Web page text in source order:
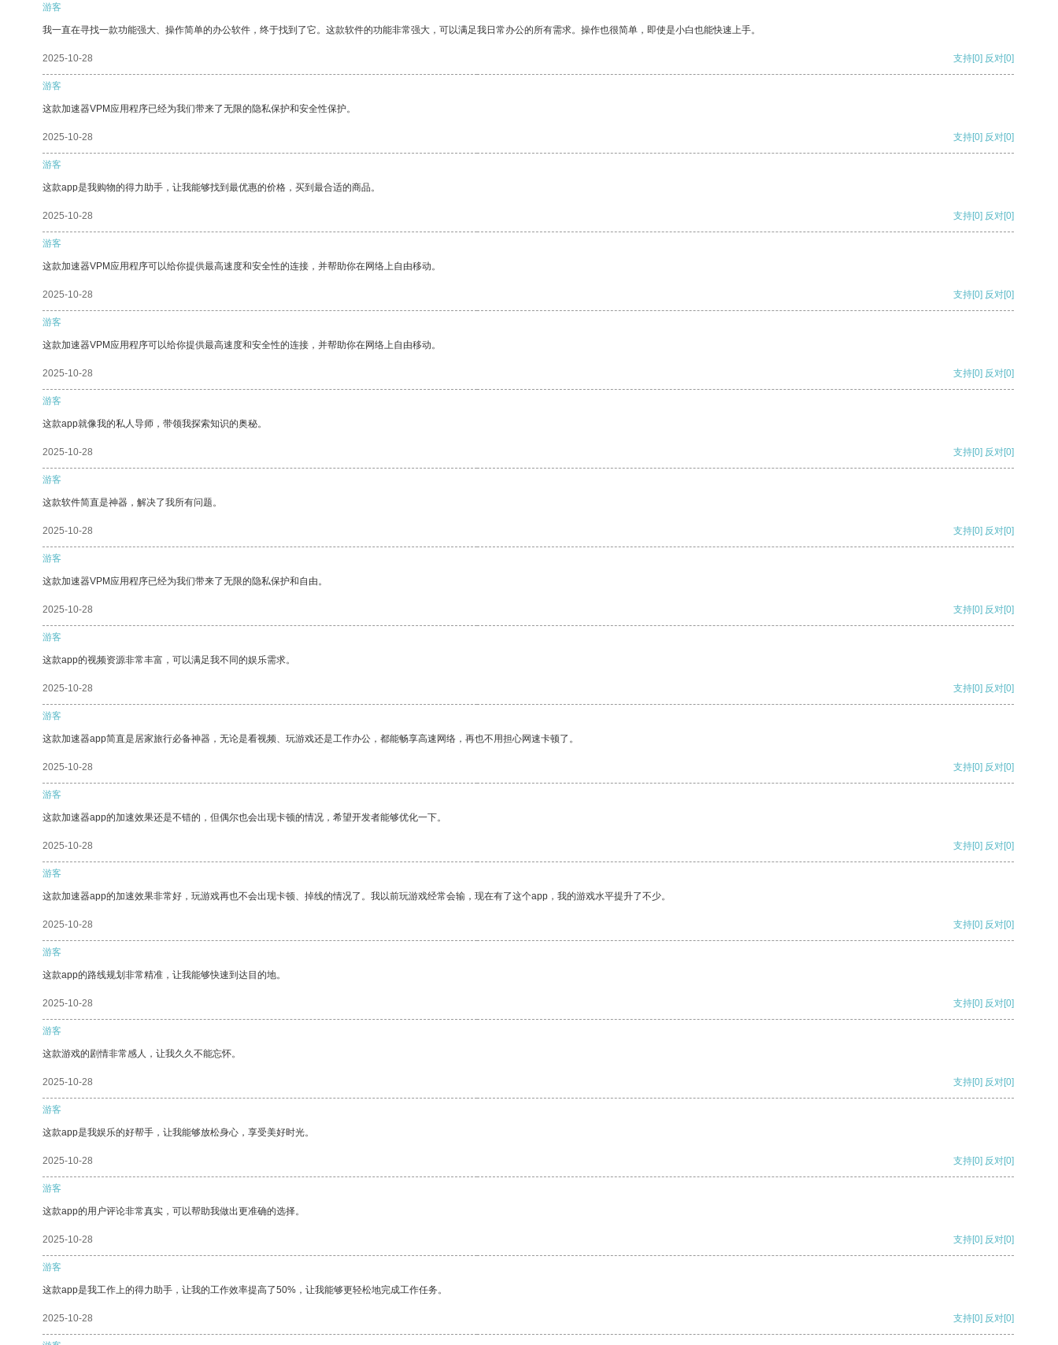
游客
我一直在寻找一款功能强大、操作简单的办公软件，终于找到了它。这款软件的功能非常强大，可以满足我日常办公的所有需求。操作也很简单，即使是小白也能快速上手。
2025-10-28 支持[0] 反对[0]
游客
这款加速器VPM应用程序已经为我们带来了无限的隐私保护和安全性保护。
2025-10-28 支持[0] 反对[0]
游客
这款app是我购物的得力助手，让我能够找到最优惠的价格，买到最合适的商品。
2025-10-28 支持[0] 反对[0]
游客
这款加速器VPM应用程序可以给你提供最高速度和安全性的连接，并帮助你在网络上自由移动。
2025-10-28 支持[0] 反对[0]
游客
这款加速器VPM应用程序可以给你提供最高速度和安全性的连接，并帮助你在网络上自由移动。
2025-10-28 支持[0] 反对[0]
游客
这款app就像我的私人导师，带领我探索知识的奥秘。
2025-10-28 支持[0] 反对[0]
游客
这款软件简直是神器，解决了我所有问题。
2025-10-28 支持[0] 反对[0]
游客
这款加速器VPM应用程序已经为我们带来了无限的隐私保护和自由。
2025-10-28 支持[0] 反对[0]
游客
这款app的视频资源非常丰富，可以满足我不同的娱乐需求。
2025-10-28 支持[0] 反对[0]
游客
这款加速器app简直是居家旅行必备神器，无论是看视频、玩游戏还是工作办公，都能畅享高速网络，再也不用担心网速卡顿了。
2025-10-28 支持[0] 反对[0]
游客
这款加速器app的加速效果还是不错的，但偶尔也会出现卡顿的情况，希望开发者能够优化一下。
2025-10-28 支持[0] 反对[0]
游客
这款加速器app的加速效果非常好，玩游戏再也不会出现卡顿、掉线的情况了。我以前玩游戏经常会输，现在有了这个app，我的游戏水平提升了不少。
2025-10-28 支持[0] 反对[0]
游客
这款app的路线规划非常精准，让我能够快速到达目的地。
2025-10-28 支持[0] 反对[0]
游客
这款游戏的剧情非常感人，让我久久不能忘怀。
2025-10-28 支持[0] 反对[0]
游客
这款app是我娱乐的好帮手，让我能够放松身心，享受美好时光。
2025-10-28 支持[0] 反对[0]
游客
这款app的用户评论非常真实，可以帮助我做出更准确的选择。
2025-10-28 支持[0] 反对[0]
游客
这款app是我工作上的得力助手，让我的工作效率提高了50%，让我能够更轻松地完成工作任务。
2025-10-28 支持[0] 反对[0]